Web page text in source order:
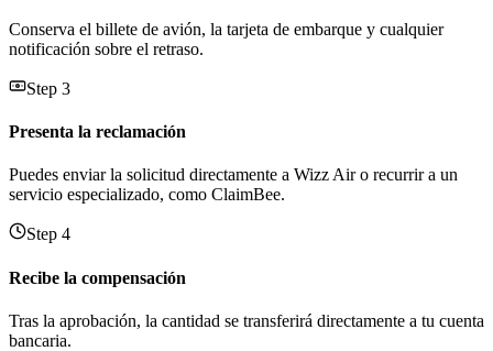
Conserva el billete de avión, la tarjeta de embarque y cualquier
notificación sobre el retraso.
Step 3
Presenta la reclamación
Puedes enviar la solicitud directamente a Wizz Air o recurrir a un
servicio especializado, como ClaimBee.
Step 4
Recibe la compensación
Tras la aprobación, la cantidad se transferirá directamente a tu cuenta
bancaria.